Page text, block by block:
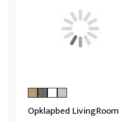
Opklapbed LivingRoom